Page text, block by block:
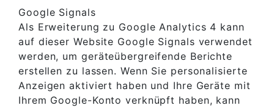
Google Signals
Als Erweiterung zu Google Analytics 4 kann
auf dieser Website Google Signals verwendet
werden, um geräteübergreifende Berichte
erstellen zu lassen. Wenn Sie personalisierte
Anzeigen aktiviert haben und Ihre Geräte mit
Ihrem Google-Konto verknüpft haben, kann